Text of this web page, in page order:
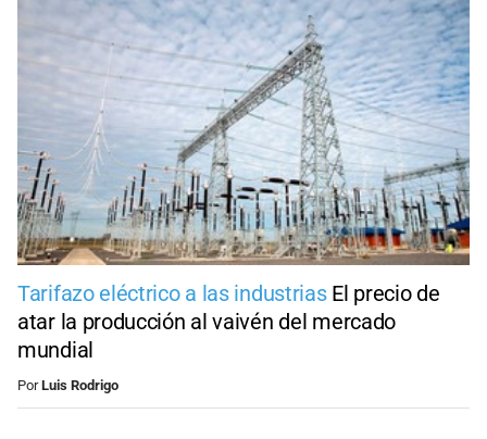
Tarifazo eléctrico a las industrias El precio de
atar la producción al vaivén del mercado
mundial
PorLuis Rodrigo